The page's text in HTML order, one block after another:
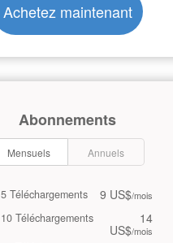
Achetez maintenant
Abonnements
Mensuels Annuels
5 Téléchargements 9 US$/mois
10 Téléchargements 14
US$/mois